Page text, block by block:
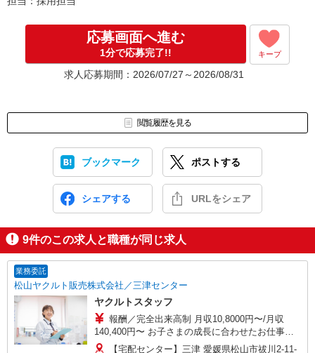
応募画面へ進む
1分で応募完了!! キープ
求人応募期間：2026/07/27～2026/08/31
閲覧履歴を見る
ブックマーク ポストする
シェアする URLをシェア
9件のこの求人と職種が同じ求人
業務委託
松山ヤクルト販売株式会社／三津センター
ヤクルトスタッフ
報酬／完全出来高制 月収10,8000円〜/月収
140,400円〜 お子さまの成長に合わせたお仕事の
仕方が出来るのが魅力です！ ※収入補償／基本4
【宅配センター】三津 愛媛県松山市祓川2-11-